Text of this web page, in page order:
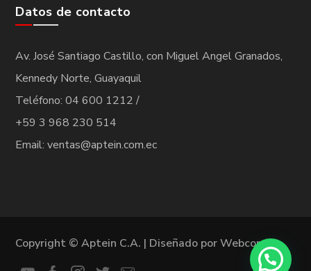
Datos de contacto
Av. José Santiago Castillo, con Miguel Angel Granados,
Kennedy Norte, Guayaquil
Teléfono: 04 600 1212 /
+59 3 968 230 514
Email: ventas@aptein.com.ec
Copyright © Aptein C.A. | Diseñado porWebcorp